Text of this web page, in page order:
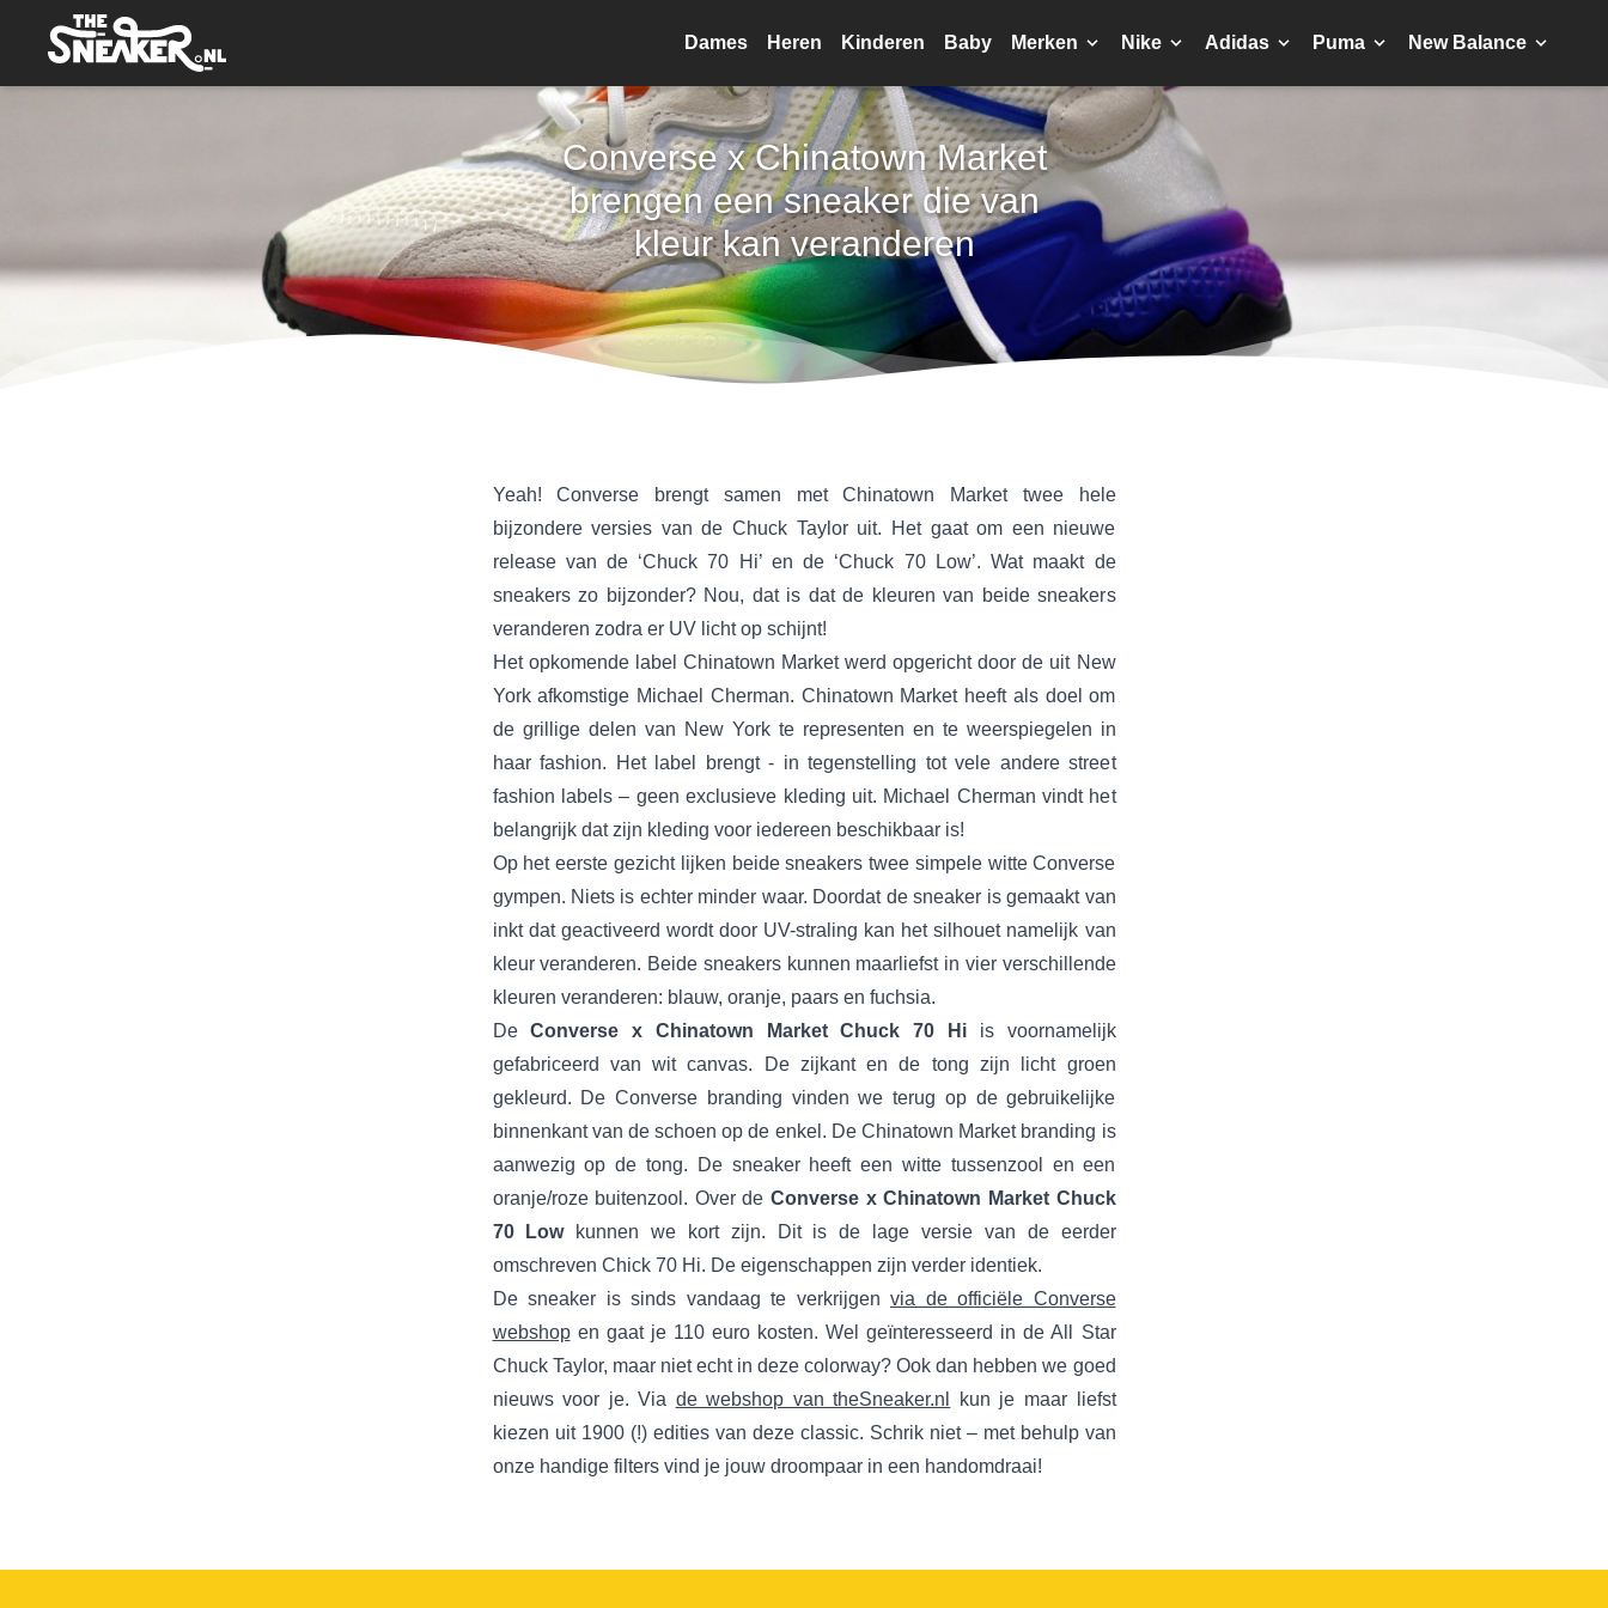
Dames Heren Kinderen Baby Merken Nike Adidas Puma New Balance
Converse x Chinatown Market
brengen een sneaker die van
kleur kan veranderen
Yeah! Converse brengt samen met Chinatown Market twee hele
bijzondere versies van de Chuck Taylor uit. Het gaat om een nieuwe
release van de ‘Chuck 70 Hi’ en de ‘Chuck 70 Low’. Wat maakt de
sneakers zo bijzonder? Nou, dat is dat de kleuren van beide sneakers
veranderen zodra er UV licht op schijnt!
Het opkomende label Chinatown Market werd opgericht door de uit New
York afkomstige Michael Cherman. Chinatown Market heeft als doel om
de grillige delen van New York te representen en te weerspiegelen in
haar fashion. Het label brengt - in tegenstelling tot vele andere street
fashion labels – geen exclusieve kleding uit. Michael Cherman vindt het
belangrijk dat zijn kleding voor iedereen beschikbaar is!
Op het eerste gezicht lijken beide sneakers twee simpele witte Converse
gympen. Niets is echter minder waar. Doordat de sneaker is gemaakt van
inkt dat geactiveerd wordt door UV-straling kan het silhouet namelijk van
kleur veranderen. Beide sneakers kunnen maarliefst in vier verschillende
kleuren veranderen: blauw, oranje, paars en fuchsia.
DeConverse x Chinatown Market Chuck 70 Hiis voornamelijk
gefabriceerd van wit canvas. De zijkant en de tong zijn licht groen
gekleurd. De Converse branding vinden we terug op de gebruikelijke
binnenkant van de schoen op de enkel. De Chinatown Market branding is
aanwezig op de tong. De sneaker heeft een witte tussenzool en een
oranje/roze buitenzool. Over de Converse x Chinatown Market Chuck
70 Lowkunnen we kort zijn. Dit is de lage versie van de eerder
omschreven Chick 70 Hi. De eigenschappen zijn verder identiek.
De sneaker is sinds vandaag te verkrijgen via de officiële Converse
webshopen gaat je 110 euro kosten. Wel geïnteresseerd in de All Star
Chuck Taylor, maar niet echt in deze colorway? Ook dan hebben we goed
nieuws voor je. Via de webshop van theSneaker.nl
kun je maar liefst
kiezen uit 1900 (!) edities van deze classic. Schrik niet – met behulp van
onze handige filters vind je jouw droompaar in een handomdraai!